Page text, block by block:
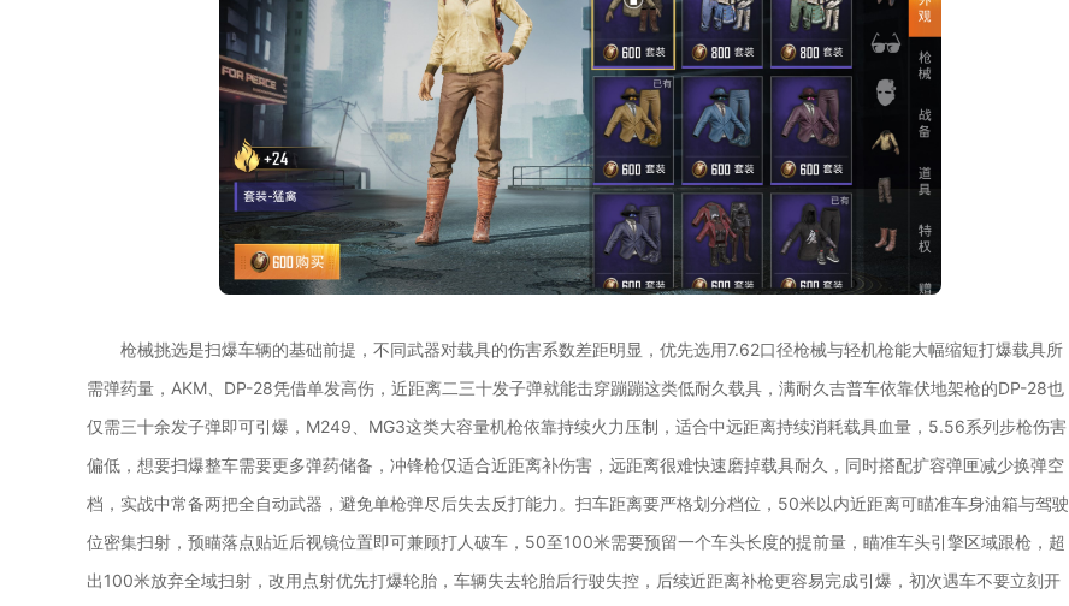
枪械挑选是扫爆车辆的基础前提，不同武器对载具的伤害系数差距明显，优先选用7.62口径枪械与轻机枪能大幅缩短打爆载具所
需弹药量，AKM、DP-28凭借单发高伤，近距离二三十发子弹就能击穿蹦蹦这类低耐久载具，满耐久吉普车依靠伏地架枪的DP-28也
仅需三十余发子弹即可引爆，M249、MG3这类大容量机枪依靠持续火力压制，适合中远距离持续消耗载具血量，5.56系列步枪伤害
偏低，想要扫爆整车需要更多弹药储备，冲锋枪仅适合近距离补伤害，远距离很难快速磨掉载具耐久，同时搭配扩容弹匣减少换弹空
档，实战中常备两把全自动武器，避免单枪弹尽后失去反打能力。扫车距离要严格划分档位，50米以内近距离可瞄准车身油箱与驾驶
位密集扫射，预瞄落点贴近后视镜位置即可兼顾打人破车，50至100米需要预留一个车头长度的提前量，瞄准车头引擎区域跟枪，超
出100米放弃全域扫射，改用点射优先打爆轮胎，车辆失去轮胎后行驶失控，后续近距离补枪更容易完成引爆，初次遇车不要立刻开